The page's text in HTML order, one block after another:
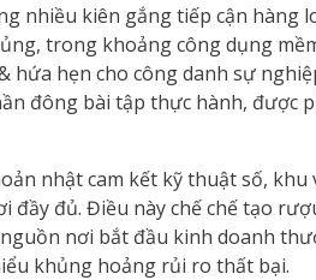
nhiều kiên gắng tiếp cận hàng
trong khoảng công dụng
hứa hẹn cho công danh sự
đông bài tập thực hành, được
nhật cam kết kỹ thuật số, khu
đủ. Điều này chế chế tạo
nơi bắt đầu kinh doanh
khủng hoảng rủi ro thất bại.